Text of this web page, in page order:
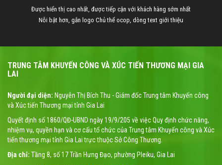
Được hiển thị cao nhất, được tiếp cận với khách hàng sớm nhất
Nỗi bật hơn, gắn logo Chủ thể ocop, dòng text giới thiệu
TRUNG TÂM KHUYẾN CÔNG VÀ XÚC TIẾN THƯƠNG MẠI GIA
LAI
Người đại diện: Nguyễn Thị Bích Thu - Giám đốc Trung tâm Khuyến công
và Xúc tiến Thương mại tỉnh Gia Lai
Quyết định số 1860/QĐ-UBND ngày 19/9/205 về việc Quy định chức năng,
nhiệm vụ, quyền hạn và cơ cấu tổ chức của Trung tâm Khuyến công và Xúc
tiến thương mại tỉnh Gia Lai trực thuộc Sở Công Thương.
Địa chỉ: Tầng 8, số 17 Trần Hưng Đạo, phường Pleiku, Gia Lai